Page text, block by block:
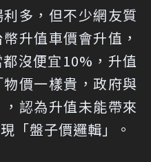
多，但不少網友質
升值車價會升值，
沒便宜10%，升值
價一樣貴，政府與
認為升值未能帶來
「盤子價邏輯」。